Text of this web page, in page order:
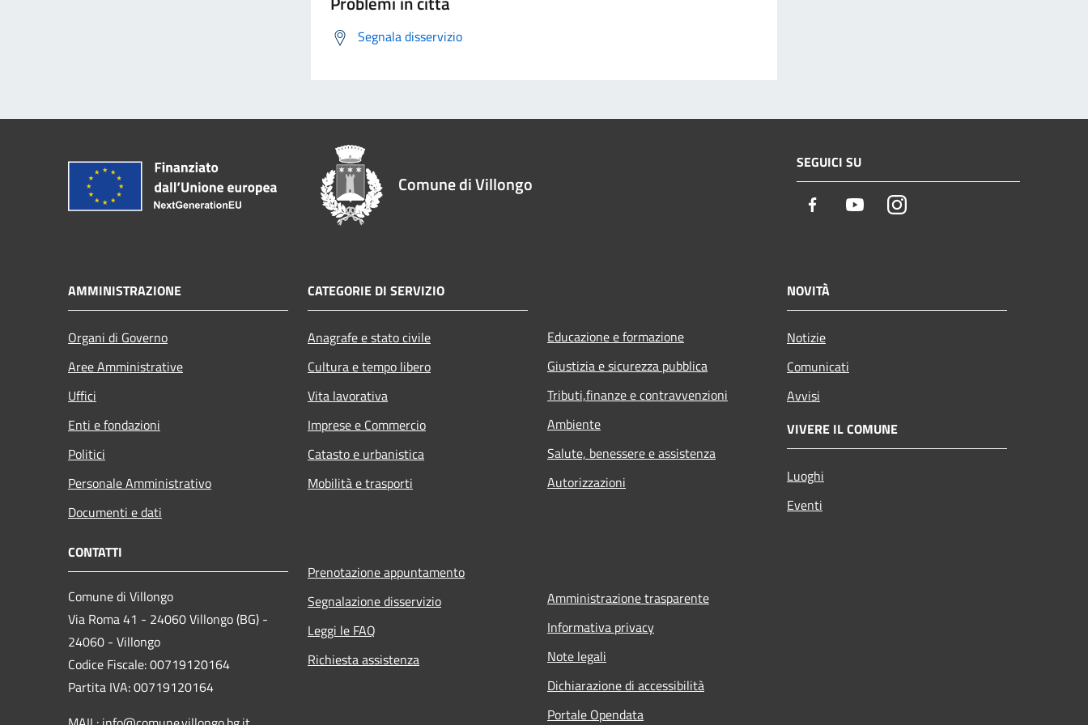
Segnala disservizio
Comune di Villongo
SEGUICI SU
Facebook YoutubeInstagram
AMMINISTRAZIONE
Organi di Governo
Aree Amministrative
Uffici
Enti e fondazioni
Politici
Personale Amministrativo
Documenti e dati
CATEGORIE DI SERVIZIO
Anagrafe e stato civile
Cultura e tempo libero
Vita lavorativa
Imprese e Commercio
Catasto e urbanistica
Mobilità e trasporti
Educazione e formazione
Giustizia e sicurezza pubblica
Tributi,finanze e contravvenzioni
Ambiente
Salute, benessere e assistenza
Autorizzazioni
NOVITÀ
Notizie
Comunicati
Avvisi
VIVERE IL COMUNE
Luoghi
Eventi
CONTATTI
Comune di Villongo
Via Roma 41 - 24060 Villongo (BG) -
24060 - Villongo
Codice Fiscale: 00719120164
Partita IVA: 00719120164
Prenotazione appuntamento
Segnalazione disservizio
Leggi le FAQ
Richiesta assistenza
Amministrazione trasparente
Informativa privacy
Note legali
Dichiarazione di accessibilità
Portale Opendata